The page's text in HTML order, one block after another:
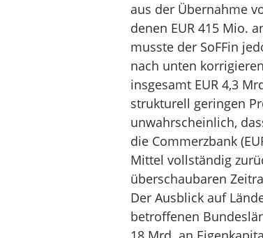
aus der Übernahme
denen EUR 415 Mio.
musste der SoFFin
nach unten
insgesamt EUR 4,3
strukturell geringen
unwahrscheinlich,
die Commerzbank
Mittel vollständig
überschaubaren
Der Ausblick auf
betroffenen